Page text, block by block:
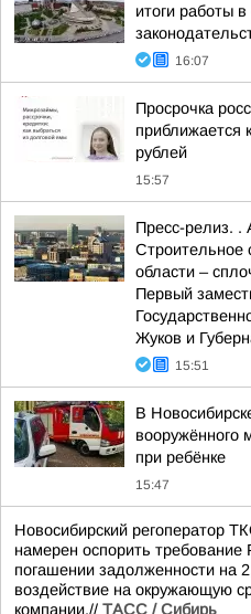
итоги работы
16:07
Просрочка
приближается
рублей
15:57
Пресс-релиз. .
Строительное
области –
Первый
Жуков и
15:51
В
вооружённого
при ребёнке
15:47
Новосибирский регоператор
намерен оспорить требование
погашении задолженности на
воздействие на окружающую
компании.// ТАСС / Сибирь